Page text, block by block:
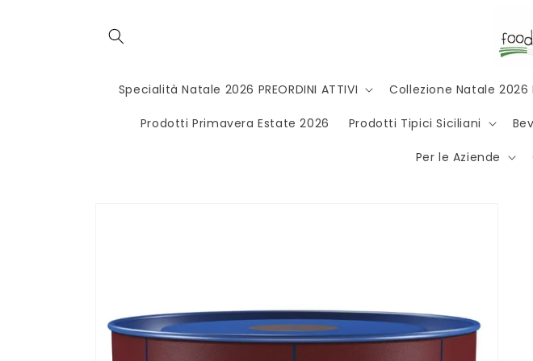
Specialità Natale 2026 PREORDINI ATTIVI Collezione Natale 2026
Prodotti Primavera Estate 2026 Prodotti Tipici Siciliani
Per le Aziende